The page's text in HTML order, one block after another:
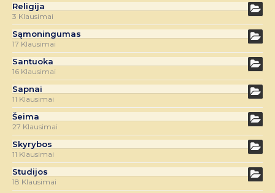
Religija
3 Klausimai
Sąmoningumas
17 Klausimai
Santuoka
16 Klausimai
Sapnai
11 Klausimai
Šeima
27 Klausimai
Skyrybos
11 Klausimai
Studijos
18 Klausimai